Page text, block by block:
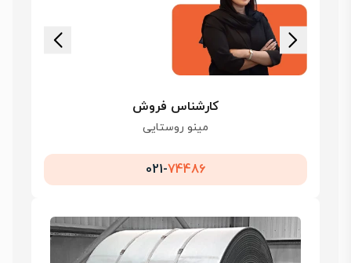
کارشناس فروش
مینو روستایی
021-74486